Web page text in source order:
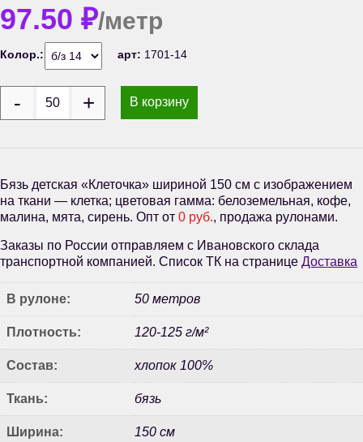
97.50 ₽/метр
Колор.: арт: 1701-14
В корзину
Бязь детская «Клеточка» шириной 150 см с изображением
на ткани — клетка; цветовая гамма: белоземельная, кофе,
малина, мята, сирень. Опт от 0 руб., продажа рулонами.
Заказы по России отправляем с Ивановского склада
транспортной компанией. Список ТК на странице Доставка
В рулоне: 50 метров
Плотность: 120-125 г/м²
Состав: хлопок 100%
Ткань: бязь
Ширина: 150 см